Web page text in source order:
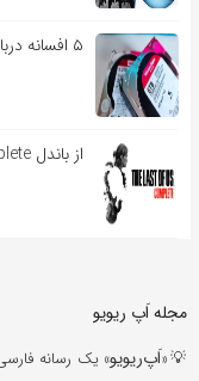
۵ افسانه درباره هارد HDD که نباید باور کنید
از باندل The Last of Us Complete رونمایی شد
مجله اَپ ریویو
💡«اَپ‌ریویو